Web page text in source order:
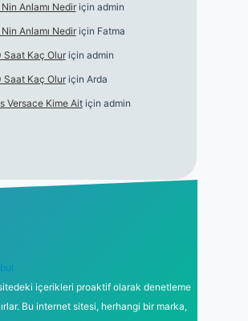
Anlamı Nediriçin admin
Anlamı Nediriçin Fatma
Saat Kaç Oluriçin admin
Saat Kaç Oluriçin Arda
Versace Kime Aitiçin admin
içerikleri proaktif olarak denetleme
Bu internet sitesi, herhangi bir marka,